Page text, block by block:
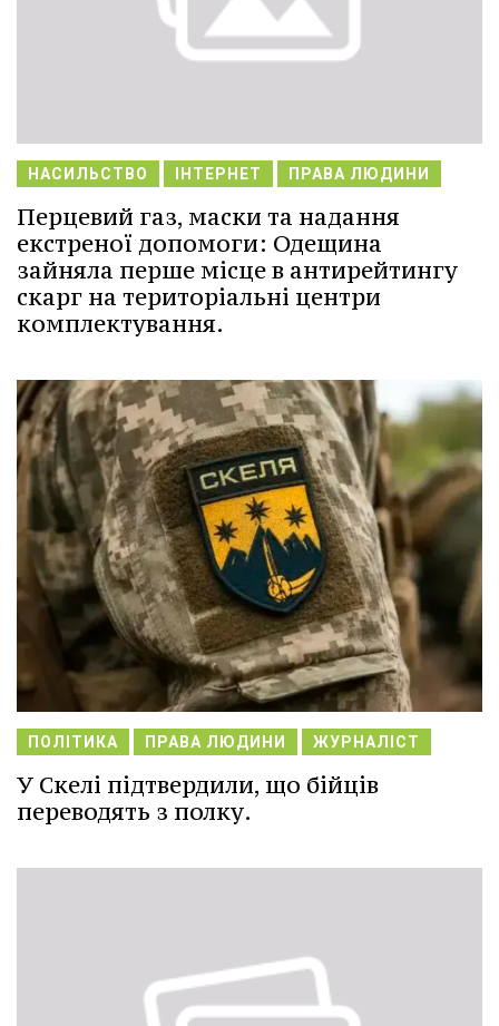
НАСИЛЬСТВО ІНТЕРНЕТ ПРАВА ЛЮДИНИ
Перцевий газ, маски та надання
екстреної допомоги: Одещина
зайняла перше місце в антирейтингу
скарг на територіальні центри
комплектування.
ПОЛІТИКА ПРАВА ЛЮДИНИ ЖУРНАЛІСТ
У Скелі підтвердили, що бійців
переводять з полку.